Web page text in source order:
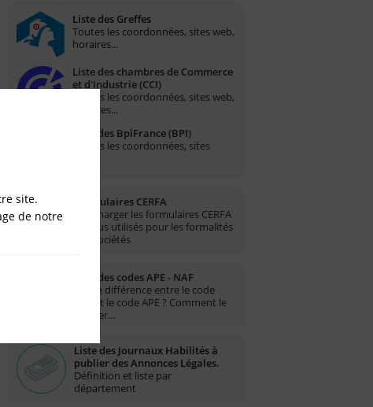
Liste des Greffes
Toutes les coordonnées, sites web,
horaires...
Liste des chambres de Commerce
et d'Industrie (CCI)
Toutes les coordonnées, sites web,
horaires...
Liste des BpiFrance (BPI)
Toutes les coordonnées, sites
Formulaires CERFA
Télécharger les formulaires CERFA
les plus utilisés pour les formalités
des sociétés
Liste des codes APE - NAF
Quelle différence entre le code
NAF et le code APE ? Comment le
trouver…
Liste des Journaux Habilités à
publier des Annonces Légales.
Définition et liste par
département
site.
de notre